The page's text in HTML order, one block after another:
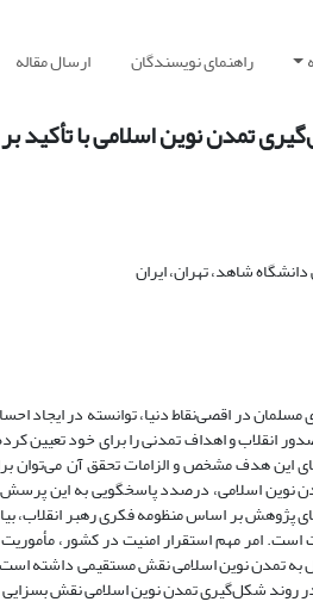
راهنمای نویسندگان ارسال مقاله
تمدن نوین اسلامی با تأکید
شاهد، تهران، ایران
مسلمان در اقصی‌نقاط دنیا، توانسته در
انقلاب و اهداف تمدنی را برای خود تعیین
این هدف مشخص و الزامات تحقق آن
نوین اسلامی، درصدد پاسخگویی به این
پژوهش بر اساس منظومه فکری رهبر انقلاب،
است. امر مهم استقرار امنیت در کشور،
به تمدن نوین اسلامی نقش مستقیمی داشته
در روند شکل‌گیری تمدن نوین اسلامی نقش